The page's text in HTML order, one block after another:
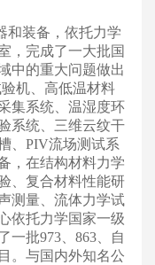
和装备，依托力学
，完成了一大批国
中的重大问题做出
机、高低温材料
集系统、温湿度环
系统、三维云纹干
、PIV流场测试系
，在结构材料力学
、复合材料性能研
测量、流体力学试
依托力学国家一级
一批973、863、自
。与国内外知名公